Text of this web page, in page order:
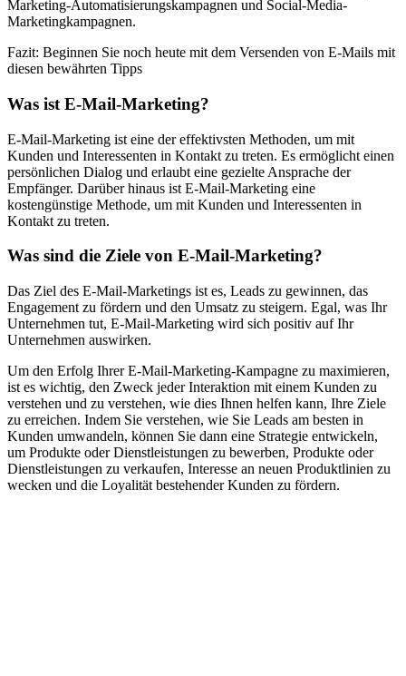
Marketing-Automatisierungskampagnen und Social-Media-
Marketingkampagnen.
Fazit: Beginnen Sie noch heute mit dem Versenden von E-Mails mit
diesen bewährten Tipps
Was ist E-Mail-Marketing?
E-Mail-Marketing ist eine der effektivsten Methoden, um mit
Kunden und Interessenten in Kontakt zu treten. Es ermöglicht einen
persönlichen Dialog und erlaubt eine gezielte Ansprache der
Empfänger. Darüber hinaus ist E-Mail-Marketing eine
kostengünstige Methode, um mit Kunden und Interessenten in
Kontakt zu treten.
Was sind die Ziele von E-Mail-Marketing?
Das Ziel des E-Mail-Marketings ist es, Leads zu gewinnen, das
Engagement zu fördern und den Umsatz zu steigern. Egal, was Ihr
Unternehmen tut, E-Mail-Marketing wird sich positiv auf Ihr
Unternehmen auswirken.
Um den Erfolg Ihrer E-Mail-Marketing-Kampagne zu maximieren,
ist es wichtig, den Zweck jeder Interaktion mit einem Kunden zu
verstehen und zu verstehen, wie dies Ihnen helfen kann, Ihre Ziele
zu erreichen. Indem Sie verstehen, wie Sie Leads am besten in
Kunden umwandeln, können Sie dann eine Strategie entwickeln,
um Produkte oder Dienstleistungen zu bewerben, Produkte oder
Dienstleistungen zu verkaufen, Interesse an neuen Produktlinien zu
wecken und die Loyalität bestehender Kunden zu fördern.